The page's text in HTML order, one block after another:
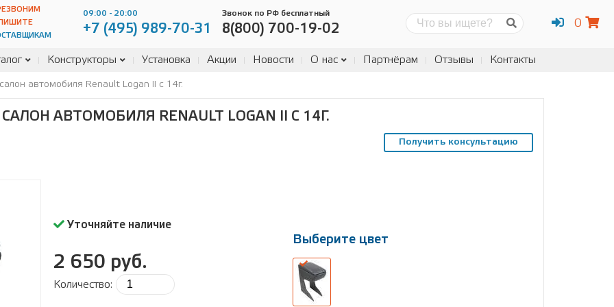
09:00 - 20:00
+7 (495) 989-70-31
Звонок по РФ бесплатный
8(800) 700-19-02 0
Конструкторы Установка Акции Новости О нас Партнёрам Отзывы Контакты
автомобиля Renault Logan II c 14г.
АВТОМОБИЛЯ RENAULT LOGAN II C 14Г.
Получить консультацию
Уточняйте наличие
2 650 руб.
Количество:
Выберите цвет
Выберите
размер